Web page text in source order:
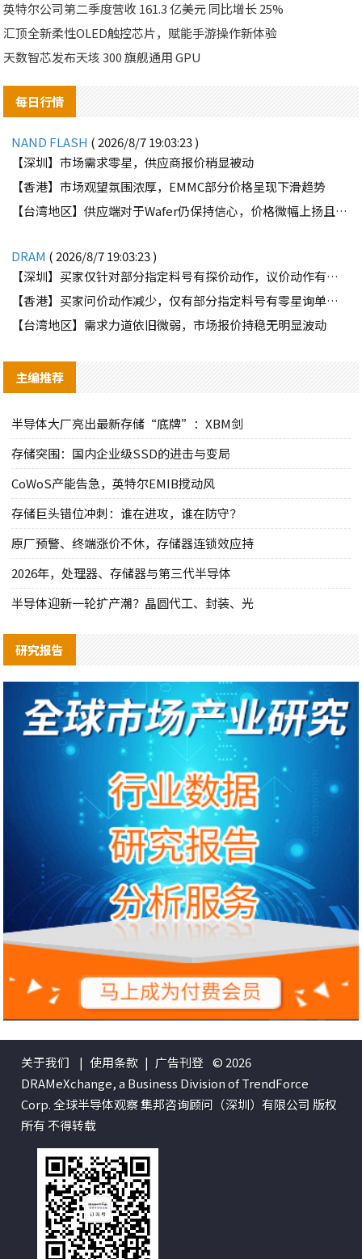
英特尔公司第二季度营收 161.3 亿美元 同比增长 25%
汇顶全新柔性OLED触控芯片，赋能手游操作新体验
天数智芯发布天垓 300 旗舰通用 GPU
每日行情
NAND FLASH ( 2026/8/7 19:03:23 )
【深圳】市场需求零星，供应商报价稍显被动
【香港】市场观望氛围浓厚，EMMC部分价格呈现下滑趋势
【台湾地区】供应端对于Wafer仍保持信心，价格微幅上扬且惜售态度不变
DRAM ( 2026/8/7 19:03:23 )
【深圳】买家仅针对部分指定料号有探价动作，议价动作有所减少
【香港】买家问价动作减少，仅有部分指定料号有零星询单动作
【台湾地区】需求力道依旧微弱，市场报价持稳无明显波动
主编推荐
半导体大厂亮出最新存储“底牌”：XBM剑
存储突围：国内企业级SSD的进击与变局
CoWoS产能告急，英特尔EMIB搅动风
存储巨头错位冲刺：谁在进攻，谁在防守？
原厂预警、终端涨价不休，存储器连锁效应持
2026年，处理器、存储器与第三代半导体
半导体迎新一轮扩产潮？晶圆代工、封装、光
研究报告
关于我们 | 使用条款 | 广告刊登 © 2026
DRAMeXchange, a Business Division of TrendForce
Corp. 全球半导体观察 集邦咨询顾问（深圳）有限公司 版权
所有 不得转载